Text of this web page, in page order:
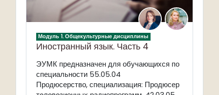
Модуль 1. Общекультурные дисциплины
Иностранный язык. Часть 4
ЭУМК предназначен для обучающихся по
специальности 55.05.04
Продюсерство, специализация: Продюсер